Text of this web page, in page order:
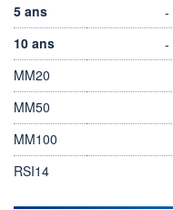
5 ans
-
10 ans
-
MM20
MM50
MM100
RSI14